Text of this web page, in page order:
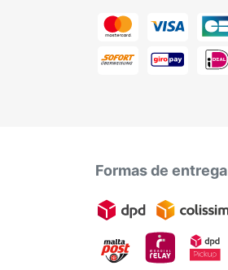
Formas de entrega